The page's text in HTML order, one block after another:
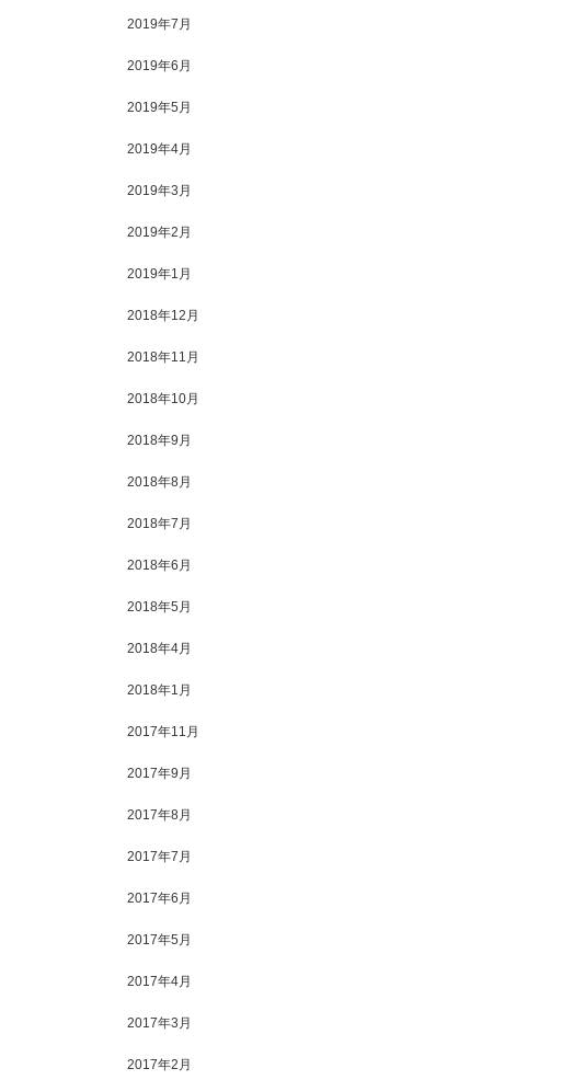
2019年7月
2019年6月
2019年5月
2019年4月
2019年3月
2019年2月
2019年1月
2018年12月
2018年11月
2018年10月
2018年9月
2018年8月
2018年7月
2018年6月
2018年5月
2018年4月
2018年1月
2017年11月
2017年9月
2017年8月
2017年7月
2017年6月
2017年5月
2017年4月
2017年3月
2017年2月